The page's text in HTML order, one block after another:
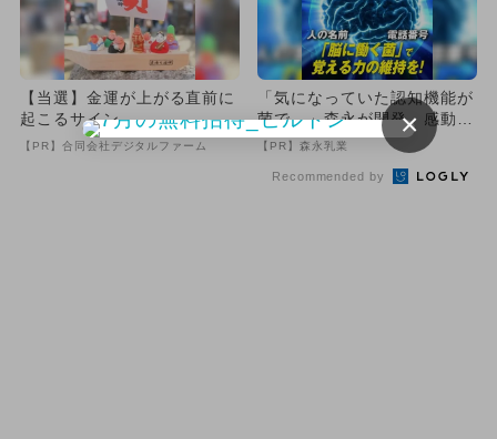
【当選】金運が上がる直前に
起こるサイン
【PR】合同会社デジタルファーム
「気になっていた認知機能が
菌で…」森永が開発。感動の
70代続出
【PR】森永乳業
Recommended by
×